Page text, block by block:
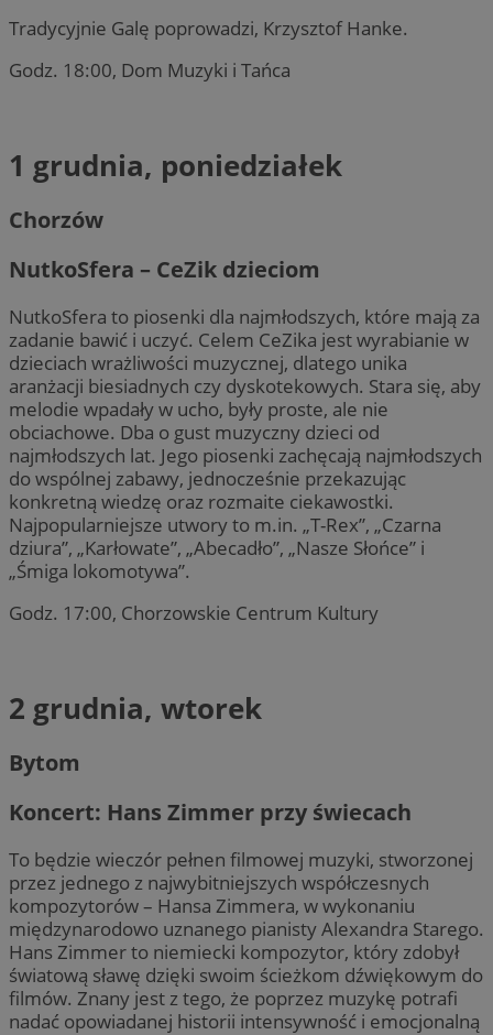
Tradycyjnie Galę poprowadzi, Krzysztof Hanke.
Godz. 18:00, Dom Muzyki i Tańca
1 grudnia, poniedziałek
Chorzów
NutkoSfera – CeZik dzieciom
NutkoSfera to piosenki dla najmłodszych, które mają za
zadanie bawić i uczyć. Celem CeZika jest wyrabianie w
dzieciach wrażliwości muzycznej, dlatego unika
aranżacji biesiadnych czy dyskotekowych. Stara się, aby
melodie wpadały w ucho, były proste, ale nie
obciachowe. Dba o gust muzyczny dzieci od
najmłodszych lat. Jego piosenki zachęcają najmłodszych
do wspólnej zabawy, jednocześnie przekazując
konkretną wiedzę oraz rozmaite ciekawostki.
Najpopularniejsze utwory to m.in. „T-Rex”, „Czarna
dziura”, „Karłowate”, „Abecadło”, „Nasze Słońce” i
„Śmiga lokomotywa”.
Godz. 17:00, Chorzowskie Centrum Kultury
2 grudnia, wtorek
Bytom
Koncert: Hans Zimmer przy świecach
To będzie wieczór pełnen filmowej muzyki, stworzonej
przez jednego z najwybitniejszych współczesnych
kompozytorów – Hansa Zimmera, w wykonaniu
międzynarodowo uznanego pianisty Alexandra Starego.
Hans Zimmer to niemiecki kompozytor, który zdobył
światową sławę dzięki swoim ścieżkom dźwiękowym do
filmów. Znany jest z tego, że poprzez muzykę potrafi
nadać opowiadanej historii intensywność i emocjonalną